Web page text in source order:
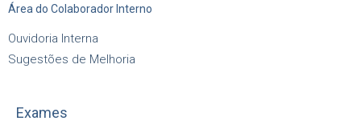
Área do Colaborador Interno
Ouvidoria Interna
Sugestões de Melhoria
Exames